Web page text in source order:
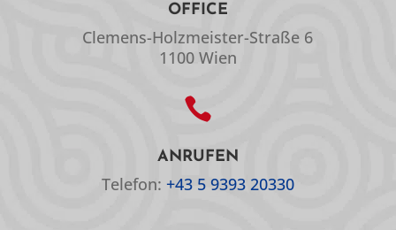
OFFICE
Clemens-Holzmeister-Straße 6
1100 Wien

ANRUFEN
Telefon: +43 5 9393 20330